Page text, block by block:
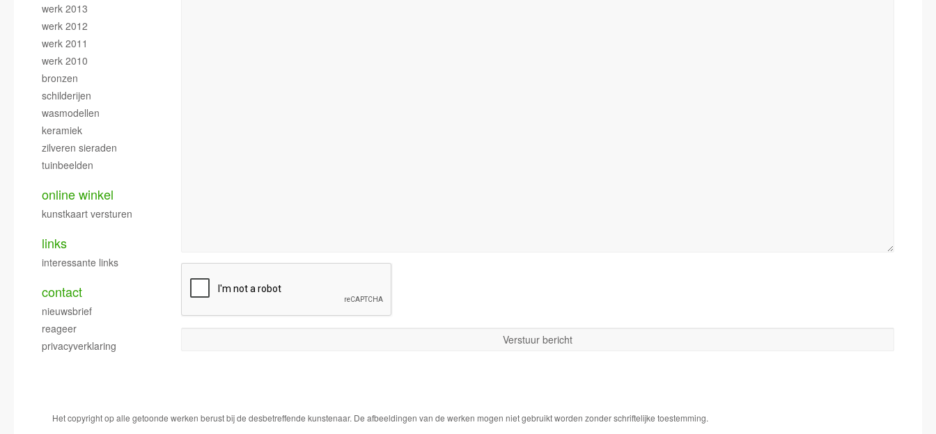
werk 2013
werk 2012
werk 2011
werk 2010
bronzen
schilderijen
wasmodellen
keramiek
zilveren sieraden
tuinbeelden
online winkel
kunstkaart versturen
links
interessante links
contact
nieuwsbrief
reageer
privacyverklaring
Het copyright op alle getoonde werken berust bij de desbetreffende kunstenaar. De afbeeldingen van de werken mogen niet gebruikt worden zonder schriftelijke toestemming.